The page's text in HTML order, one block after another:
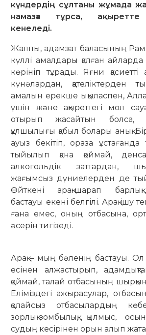
күндердің сұлтаны жұмада
намазға тұрса,
кенеледі.
Жалпы, адамзат баласының
күллі амалдары қалған
көрініп тұрады. Яғни
күнәлардан, қателіктерден
амалын ерекше ықыласпен,
үшін және ақыреттегі мол
отырып жасайтын болса,
құлшылығы қабыл болары анық.
ауыз бекітіп, ораза
тыйылып қана қоймай,
алкогольдік заттардан,
жағымсыз дүниелерден де
Өйткені арақ-шарап
бастауы екені белгілі. Арақ ішу
ғана емес, оның отбасына,
әсерін тигізеді.
Арақ – мың бәленің бастауы.
есінен алжастырып,
қоймай, талай отбасының
Еліміздегі ажы­расулар,
қолай­сыз отбасылардың
зорлық-зомбылық, қылмыс,
судың кесірінен орын алып